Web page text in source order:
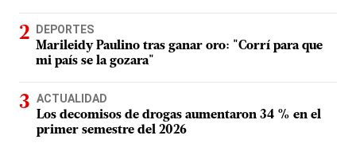
DEPORTES
Marileidy Paulino tras ganar oro: "Corrí para que
mi país se la gozara"
ACTUALIDAD
Los decomisos de drogas aumentaron 34 % en el
primer semestre del 2026